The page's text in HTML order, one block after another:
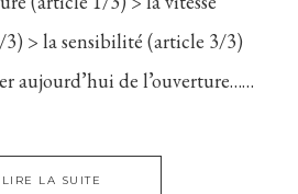
> la sensibilité (article 3/3)
aujourd’hui de l’ouverture……
LIRE LA SUITE